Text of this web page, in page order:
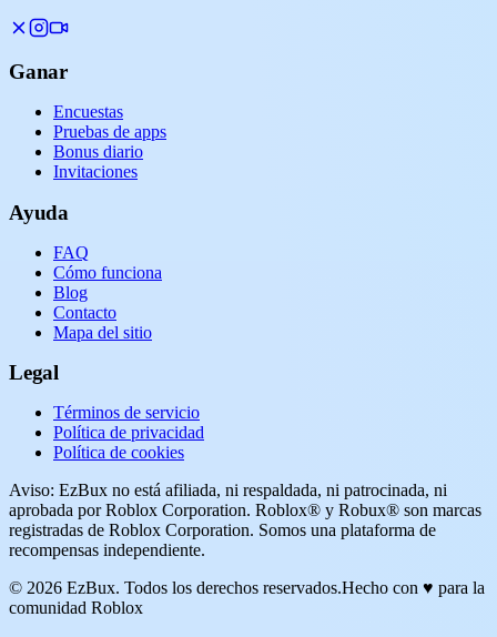
Ganar
Encuestas
Pruebas de apps
Bonus diario
Invitaciones
Ayuda
FAQ
Cómo funciona
Blog
Contacto
Mapa del sitio
Legal
Términos de servicio
Política de privacidad
Política de cookies
Aviso: EzBux no está afiliada, ni respaldada, ni patrocinada, ni
aprobada por Roblox Corporation. Roblox® y Robux® son marcas
registradas de Roblox Corporation. Somos una plataforma de
recompensas independiente.
© 2026 EzBux. Todos los derechos reservados.Hecho con ♥ para la
comunidad Roblox